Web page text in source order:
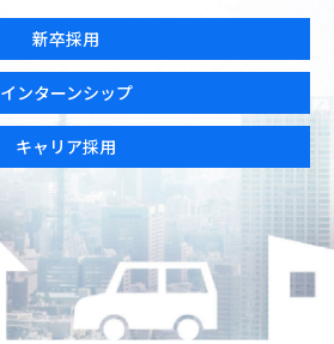
新卒採用
インターンシップ
キャリア採用